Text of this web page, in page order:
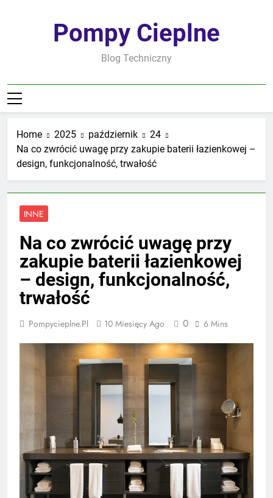
Pompy Cieplne
Blog Techniczny
Home 2025 październik
24
Na co zwrócić uwagę przy zakupie baterii łazienkowej –
design, funkcjonalność, trwałość
INNE
Na co zwrócić uwagę przy
zakupie baterii łazienkowej
– design, funkcjonalność,
trwałość
Pompycieplne.pl 10 Miesięcy Ago 0 6 Mins